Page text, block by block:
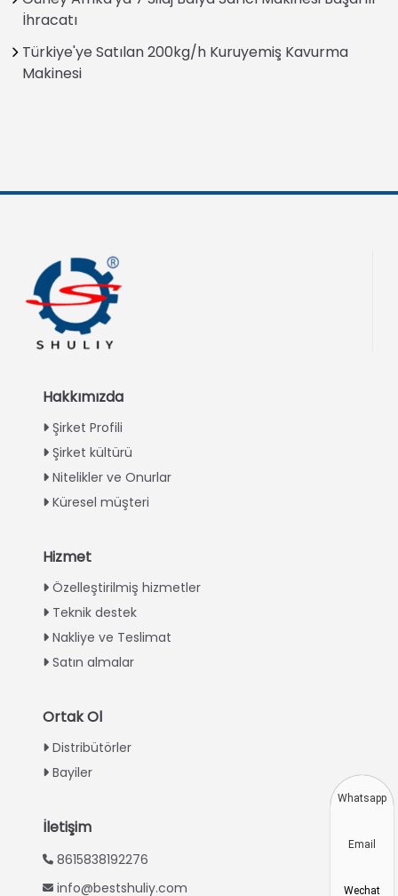
İhracatı
Türkiye'ye Satılan 200kg/h Kuruyemiş Kavurma
Makinesi
Hakkımızda
Şirket Profili
Şirket kültürü
Nitelikler ve Onurlar
Küresel müşteri
Hizmet
Özelleştirilmiş hizmetler
Teknik destek
Nakliye ve Teslimat
Satın almalar
Ortak Ol
Distribütörler
Bayiler
İletişim
8615838192276
info@bestshuliy.com
Korean
Urdu
Greek
Italian
Whatsapp
Email
Wechat